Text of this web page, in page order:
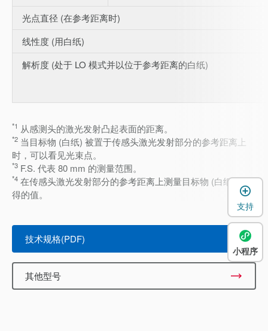
光点直径 (在参考距离时)
线性度 (用白纸)
解析度 (处于 LO 模式并以位于参考距离的白纸)
*1 从感测头的激光发射凸起表面的距离。
*2 当目标物 (白纸) 被置于传感头激光发射部分的参考距离上
时，可以看见光束点。
*3 F.S. 代表 80 mm 的测量范围。
*4 在传感头激光发射部分的参考距离上测量目标物 (白纸) 所获
得的值。
技术规格(PDF)
其他型号
支持
小程序